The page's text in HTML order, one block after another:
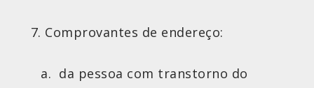
7. Comprovantes de endereço:
a. da pessoa com transtorno do